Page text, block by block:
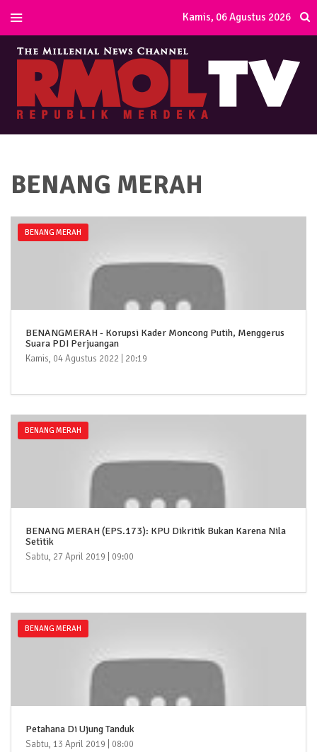
Kamis, 06 Agustus 2026
BENANG MERAH
BENANG MERAH
BENANGMERAH - Korupsi Kader Moncong Putih, Menggerus
Suara PDI Perjuangan
Kamis, 04 Agustus 2022 | 20:19
BENANG MERAH
BENANG MERAH (EPS.173): KPU Dikritik Bukan Karena Nila
Setitik
Sabtu, 27 April 2019 | 09:00
BENANG MERAH
Petahana Di Ujung Tanduk
Sabtu, 13 April 2019 | 08:00